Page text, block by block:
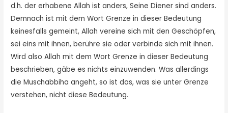
d.h. der erhabene Allah ist anders, Seine Diener sind anders.
Demnach ist mit dem Wort Grenze in dieser Bedeutung
keinesfalls gemeint, Allah vereine sich mit den Geschöpfen,
sei eins mit ihnen, berühre sie oder verbinde sich mit ihnen.
Wird also Allah mit dem Wort Grenze in dieser Bedeutung
beschrieben, gäbe es nichts einzuwenden. Was allerdings
die Muschabbiha angeht, so ist das, was sie unter Grenze
verstehen, nicht diese Bedeutung.